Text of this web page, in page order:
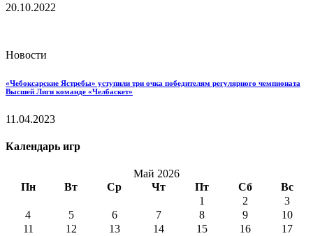
20.10.2022
Новости
«Чебоксарские Ястребы» уступили три очка победителям регулярного чемпионата
Высшей Лиги команде «Челбаскет»
11.04.2023
Календарь игр
Май 2026
Пн
Вт Ср Чт Пт Сб Вс
1 2
3
4
5 6 7 8 9
10
11
12 13 14 15 16
17